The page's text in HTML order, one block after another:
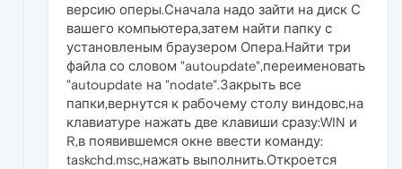
версию оперы.Сначала надо зайти на диск С
вашего компьютера,затем найти папку с
установленым браузером Опера.Найти три
файла со словом "autoupdate",переименовать
"autoupdate на "nodate".Закрыть все
папки,вернутся к рабочему столу виндовс,на
клавиатуре нажать две клавиши сразу:WIN и
R,в появившемся окне ввести команду:
taskchd.msc,нажать выполнить.Откроется